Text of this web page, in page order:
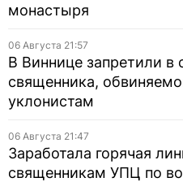
монастыря
06 Августа 21:57
В Виннице запретили в
священника,
уклонистам
06 Августа 21:47
Заработала горячая
священникам УПЦ по